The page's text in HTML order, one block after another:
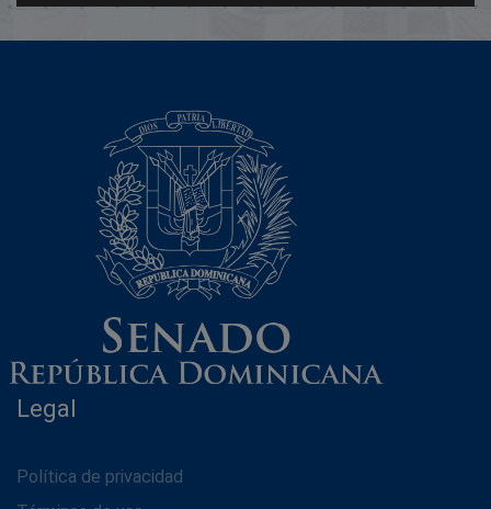
Legal
Política de privacidad